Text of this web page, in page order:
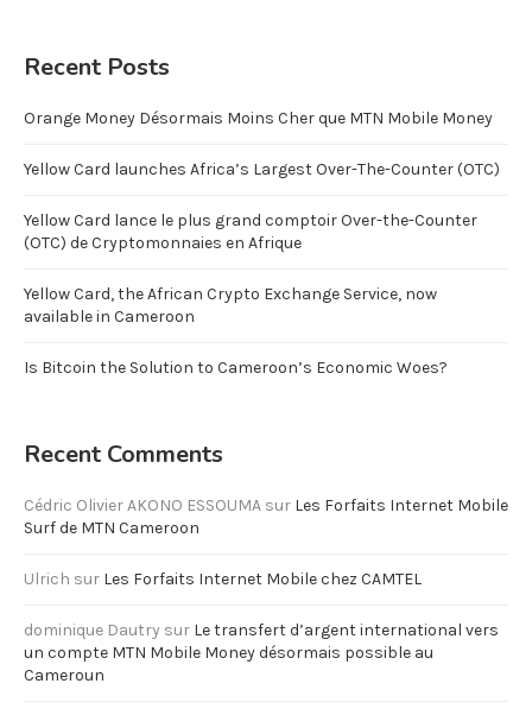
Recent Posts
Orange Money Désormais Moins Cher que MTN Mobile Money
Yellow Card launches Africa’s Largest Over-The-Counter (OTC)
Yellow Card lance le plus grand comptoir Over-the-Counter
(OTC) de Cryptomonnaies en Afrique
Yellow Card, the African Crypto Exchange Service, now
available in Cameroon
Is Bitcoin the Solution to Cameroon’s Economic Woes?
Recent Comments
Cédric Olivier AKONO ESSOUMA sur Les Forfaits Internet Mobile
Surf de MTN Cameroon
Ulrich sur Les Forfaits Internet Mobile chez CAMTEL
dominique Dautry sur Le transfert d’argent international vers
un compte MTN Mobile Money désormais possible au
Cameroun